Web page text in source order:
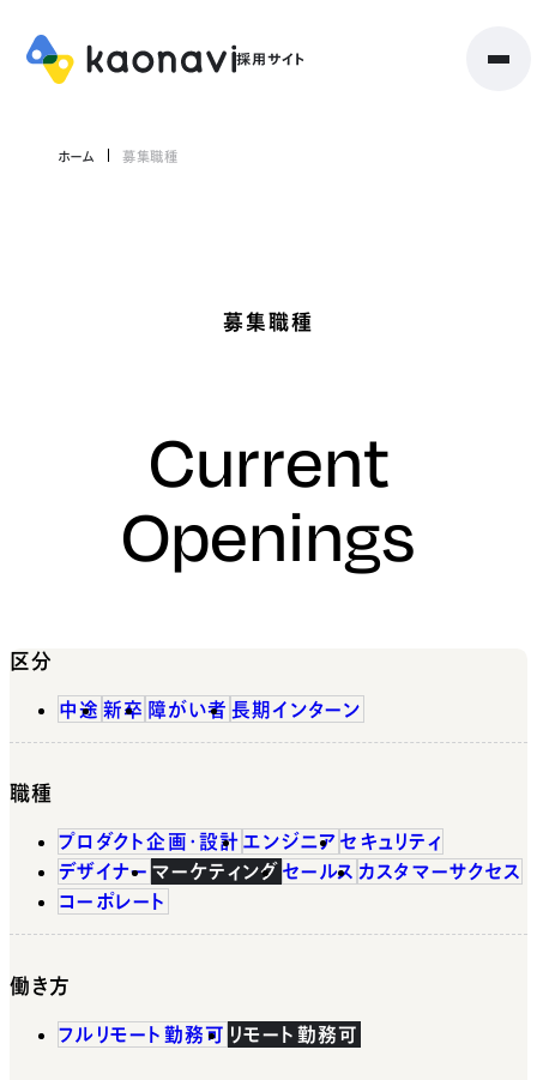
ホーム 募集職種
募集職種
Current
Openings
区分
中途 新卒 障がい者 長期インターン
職種
プロダクト企画・設計 エンジニア セキュリティ
デザイナー マーケティング セールス カスタマーサクセス
コーポレート
働き方
フルリモート勤務可 リモート勤務可